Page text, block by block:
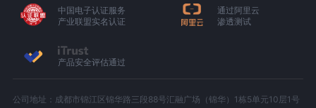
中国电子认证服务
产业联盟实名认证
通过阿里云
渗透测试
产品安全评估通过
公司地址：成都市锦江区锦华路三段88号汇融广场（锦华）1栋5单元10层1号